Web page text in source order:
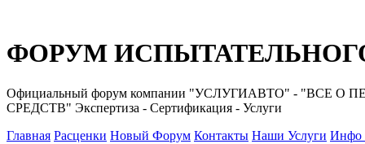
ФОРУМ
Официальный форум компании "УСЛУГИАВТО" -
СРЕДСТВ" Экспертиза - Сертификация - Услуги
Главная Расценки Новый Форум Контакты Наши Услуги Инфо